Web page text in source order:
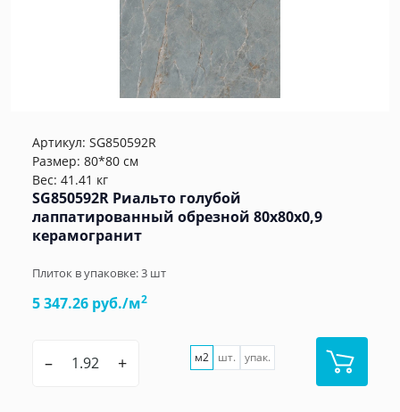
Артикул: SG850592R
Размер: 80*80 см
Вес: 41.41 кг
SG850592R Риальто голубой
лаппатированный обрезной 80x80x0,9
керамогранит
Плиток в упаковке:3 шт
5 347.26 руб./м2
– + м2 шт. упак.